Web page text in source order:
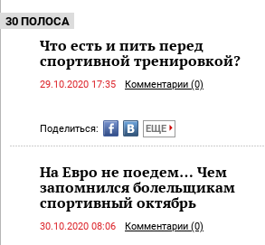
30 ПОЛОСА
Что есть и пить перед
спортивной тренировкой?
29.10.2020 17:35 Комментарии (0)
Поделиться: ЕЩЕ
На Евро не поедем… Чем
запомнился болельщикам
спортивный октябрь
30.10.2020 08:06 Комментарии (0)